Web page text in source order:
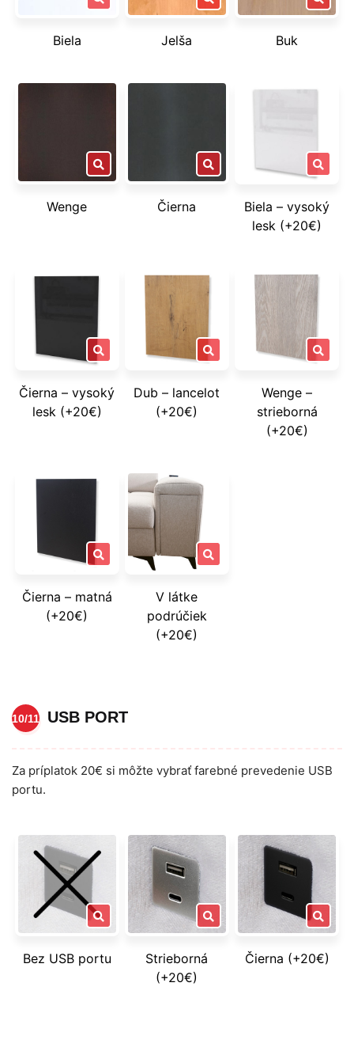
Biela Jelša Buk
Wenge Čierna
Biela – vysoký
lesk (+20€)
Čierna – vysoký
lesk (+20€)
Dub – lancelot
(+20€)
Wenge –
strieborná
(+20€)
Čierna – matná
(+20€)
V látke
podrúčiek
(+20€)
10/11 USB PORT
Za príplatok 20€ si môžte vybrať farebné prevedenie USB
portu.
Bez USB portu
Strieborná
(+20€)
Čierna (+20€)